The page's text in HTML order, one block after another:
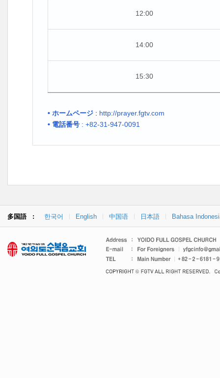
12:00
14:00
15:30
• ホームページ : http://prayer.fgtv.com
• 電話番号 : +82-31-947-0091
多国語 : 한국어 English 中国语 日本語 Bahasa